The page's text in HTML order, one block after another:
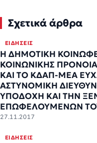
Σχετικά άρθρα
ΕΙΔΉΣΕΙΣ
Η ΔΗΜΟΤΙΚΗ
ΚΟΙΝΩΝΙΚΗΣ
ΚΑΙ ΤΟ ΚΔΑΠ-ΜΕΑ
ΑΣΤΥΝΟΜΙΚΗ
ΥΠΟΔΟΧΗ ΚΑΙ ΤΗΝ
ΕΠΩΦΕΛΟΥΜΕΝΩΝ
27.11.2017
ΕΙΔΉΣΕΙΣ